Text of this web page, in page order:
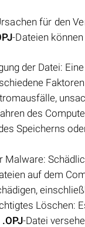
für den
-Dateien
der Datei: Eine
des
Speicherns
Malware:
auf dem
Löschen:
.OPJ-Datei